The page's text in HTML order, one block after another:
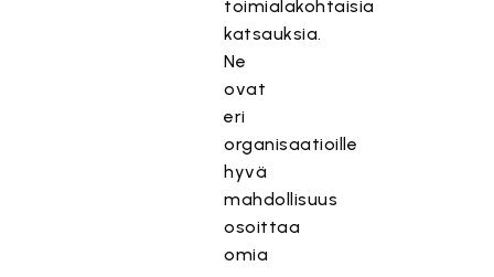
toimialakohtaisia
katsauksia.
Ne
ovat
eri
organisaatioille
hyvä
mahdollisuus
osoittaa
omia